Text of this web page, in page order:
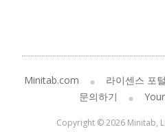
Minitab.com 라이센스 포털
문의하기
Copyright © 2026 Minitab,